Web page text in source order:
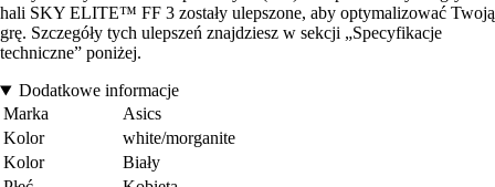
hali SKY ELITE™ FF 3 zostały ulepszone, aby optymalizować Twoją
grę. Szczegóły tych ulepszeń znajdziesz w sekcji „Specyfikacje
techniczne” poniżej.
Dodatkowe informacje
Marka
Asics
Kolor
white/morganite
Kolor
Biały